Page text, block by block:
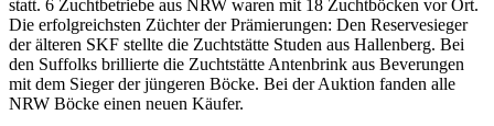
statt. 6 Zuchtbetriebe aus NRW waren mit 18 Zuchtböcken vor Ort.
Die erfolgreichsten Züchter der Prämierungen: Den Reservesieger
der älteren SKF stellte die Zuchtstätte Studen aus Hallenberg. Bei
den Suffolks brillierte die Zuchtstätte Antenbrink aus Beverungen
mit dem Sieger der jüngeren Böcke. Bei der Auktion fanden alle
NRW Böcke einen neuen Käufer.